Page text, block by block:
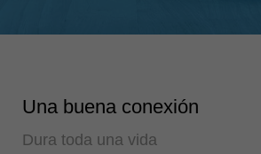
Suomi
english
Türkiye
Una buena conexión
Dura toda una vida